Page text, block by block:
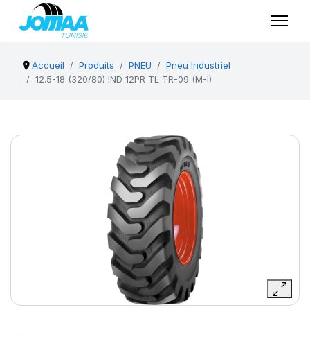
Accueil Produits PNEU
Pneu Industriel
12.5-18 (320/80) IND 12PR TL TR-09 (M-I)